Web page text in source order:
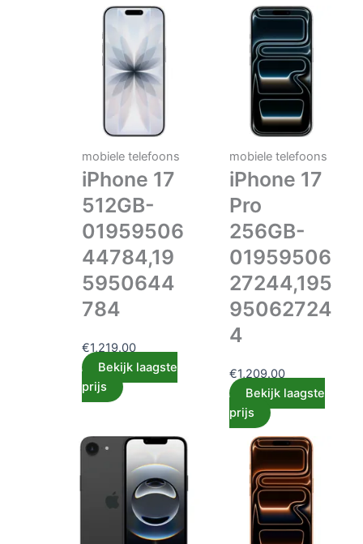
mobiele telefoons
iPhone 17
512GB-
01959506
44784,19
5950644
784
€1,219.00
Bekijk laagste
prijs
mobiele telefoons
iPhone 17
Pro
256GB-
01959506
27244,195
95062724
4
€1,209.00
Bekijk laagste
prijs